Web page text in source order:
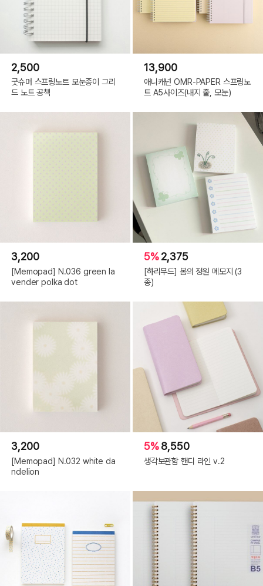
2,500
굿슈머 스프링노트 모눈종이 그리
드 노트 공책
13,900
애니캐넌 OMR-PAPER 스프링노
트 A5사이즈(내지 줄, 모눈)
3,200
[Memopad] N.036 green la
vender polka dot
5%2,375
[하리무드] 봄의 정원 메모지 (3
종)
3,200
[Memopad] N.032 white da
ndelion
5%8,550
생각보관함 핸디 라인 v.2